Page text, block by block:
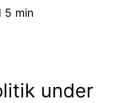
5 min
under